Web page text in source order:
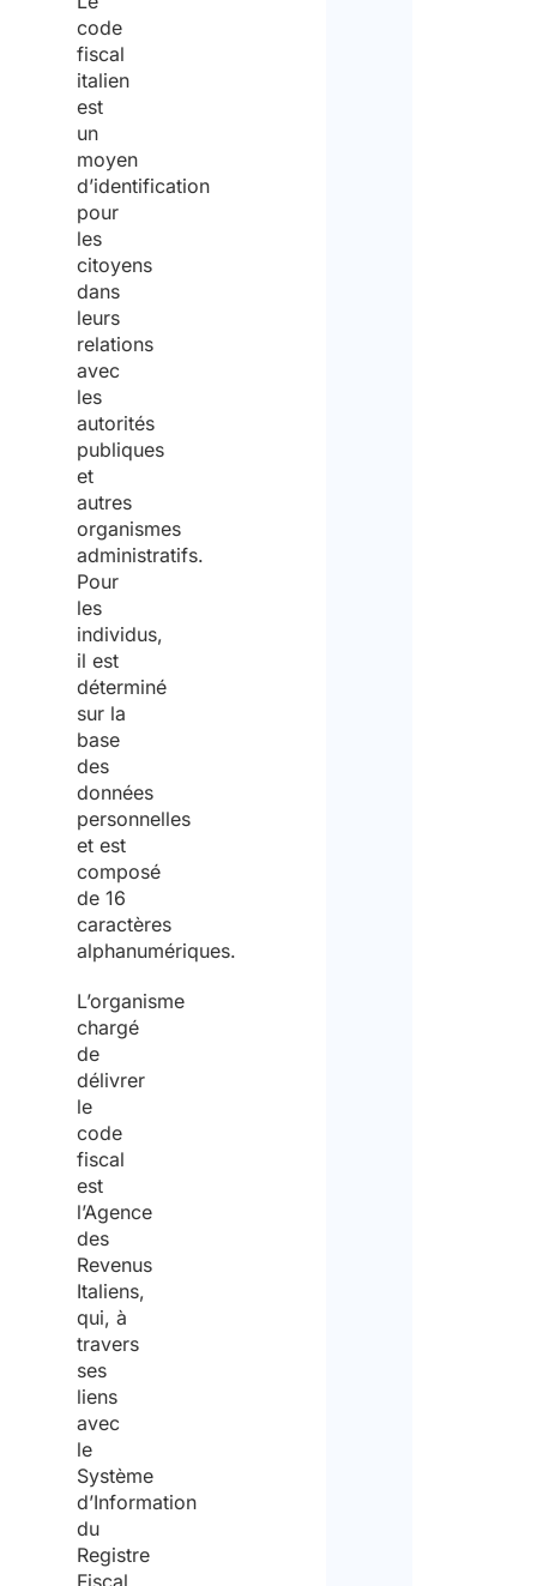
code
fiscal
italien
est
un
moyen
d’identification
pour
les
citoyens
dans
leurs
relations
avec
les
autorités
publiques
et
autres
organismes
administratifs.
Pour
les
individus,
il est
déterminé
sur la
base
des
données
personnelles
et est
composé
de 16
caractères
alphanumériques.
L’organisme
chargé
de
délivrer
le
code
fiscal
est
l’Agence
des
Revenus
Italiens,
qui, à
travers
ses
liens
avec
le
Système
d’Information
du
Registre
Fiscal,